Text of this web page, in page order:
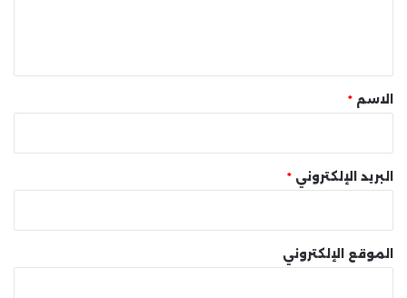
* الاسم *
البريد الإلكتروني *
الموقع الإلكتروني